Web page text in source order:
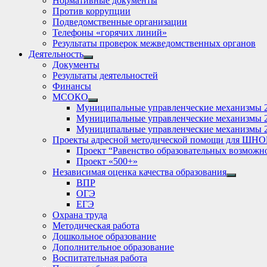
Против коррупции
Подведомственные организации
Телефоны «горячих линий»
Результаты проверок межведомственных органов
Деятельность
Show
sub
menu
Документы
Результаты деятельностей
Финансы
МСОКО
Show
sub
menu
Муниципальные управленческие механизмы
Муниципальные управленческие механизмы
Муниципальные управленческие механизмы
Проекты адресной методической помощи для
Проект “Равенство образовательных
Проект «500+»
Независимая оценка качества образования
Show
ВПР
ОГЭ
ЕГЭ
Охрана труда
Методическая работа
Дошкольное образование
Дополнительное образование
Воспитательная работа